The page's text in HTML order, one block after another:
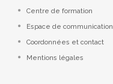
Centre de formation
Espace de communication
Coordonnées et contact
Mentions légales